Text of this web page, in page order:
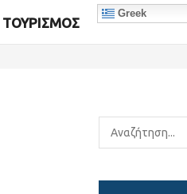
ΤΟΥΡΙΣΜΌΣ
Greek